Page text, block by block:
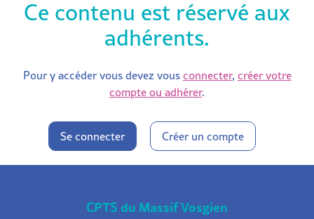
Ce contenu est réservé aux
adhérents.
Pour y accéder vous devez vousconnecter, créer votre
compte ou adhérer.
Se connecter Créer un compte
CPTS du Massif Vosgien